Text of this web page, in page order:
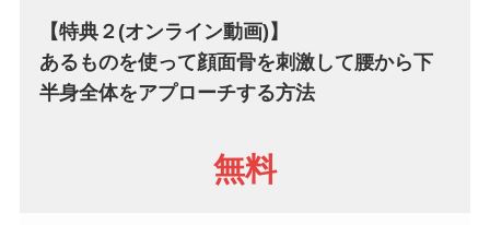
【特典２(オンライン動画)】
あるものを使って顔面骨を刺激して腰から下
半身全体をアプローチする方法
無料